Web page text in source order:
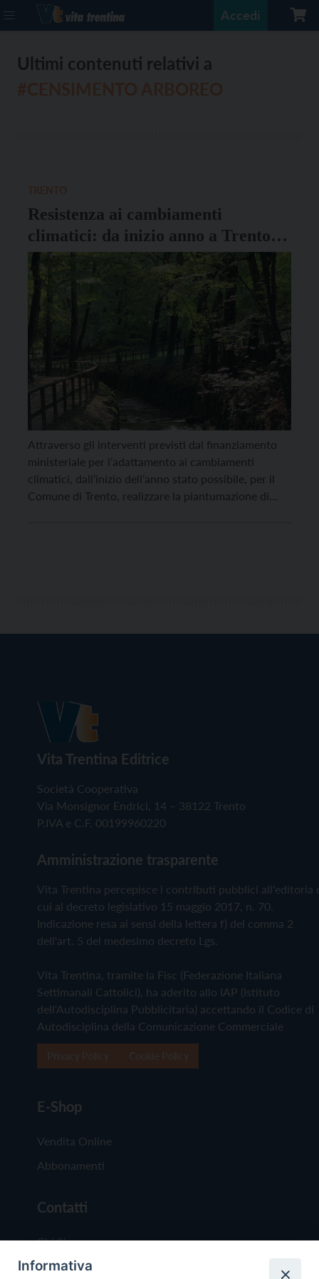
Accedi
Ultimi contenuti relativi a
Resistenza ai cambiamenti
climatici: da inizio anno a Trento
piantati 293 alberi
Attraverso gli interventi previsti dal finanziamento
ministeriale per l’adattamento ai cambiamenti
climatici, dall’inizio dell’anno stato possibile, per il
Comune di Trento, realizzare la piantumazione di
Vita Trentina Editrice
Società Cooperativa
Via Monsignor Endrici, 14 – 38122 Trento
P.IVA e C.F. 00199960220
Amministrazione trasparente
Vita Trentina percepisce i contributi pubblici all'editoria
cui al decreto legislativo 15 maggio 2017, n. 70.
Indicazione resa ai sensi della lettera f) del comma 2
dell'art. 5 del medesimo decreto Lgs.
Vita Trentina, tramite la Fisc (Federazione Italiana
Settimanali Cattolici), ha aderito allo IAP (Istituto
dell'Autodisciplina Pubblicitaria) accettando il Codice di
Autodisciplina della Comunicazione Commerciale
E-Shop
Vendita Online
Abbonamenti
Contatti
Chi Siamo
Redazione
Informativa